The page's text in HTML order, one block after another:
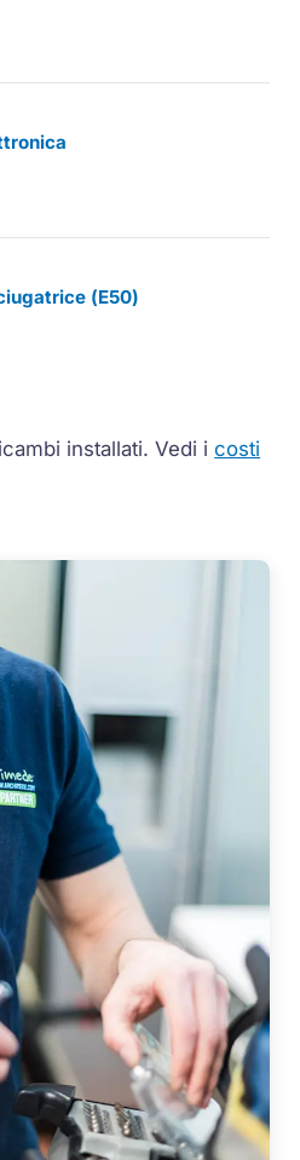
(E50)
installati. Vedi icosti